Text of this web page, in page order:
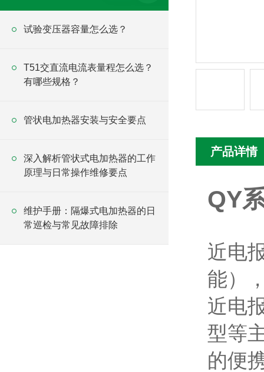
试验变压器容量怎么选？
T51交直流电流表量程怎么选？
有哪些规格？
管状电加热器安装与安全要点
深入解析管状式电加热器的工作
原理与日常操作维修要点
维护手册：隔爆式电加热器的日
常巡检与常见故障排除
产品详情
QY
近电
能）
近电
型等
的便